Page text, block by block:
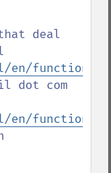
en/
en/